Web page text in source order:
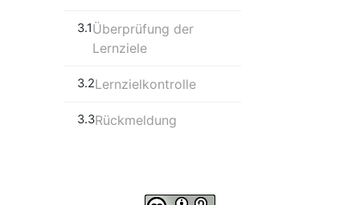
3.1Überprüfung der
Lernziele
3.2Lernzielkontrolle
3.3Rückmeldung